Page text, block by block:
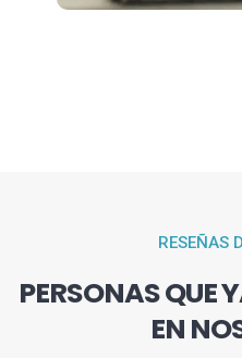
RESEÑAS
PERSONAS QUE
EN